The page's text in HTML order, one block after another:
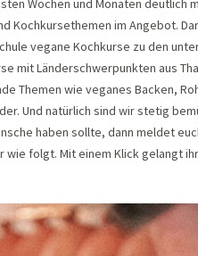
Wochen und Monaten deutlich
Kochkursethemen im Angebot.
vegane Kochkurse zu den
mit Länderschwerpunkten aus
Themen wie veganes Backen,
Und natürlich sind wir stetig
haben sollte, dann meldet
wie folgt. Mit einem Klick gelangt